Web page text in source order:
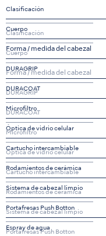
Clasificación
Cuerpo
Forma / medida del cabezal
DURAGRIP
DURACOAT
Microfiltro
Óptica de vidrio celular
Cartucho intercambiable
Rodamientos de cerámica
Sistema de cabezal limpio
Portafresas Push Botton
Espray de agua
Clasificación
Cuerpo
Forma / medida del cabezal
DURAGRIP
DURACOAT
Microfiltro
Óptica de vidrio celular
Cartucho intercambiable
Rodamientos de cerámica
Sistema de cabezal limpio
Portafresas Push Botton